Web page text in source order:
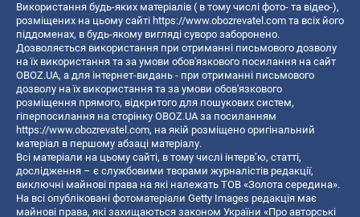
Використання будь-яких матеріалів ( в тому числі фото- та відео-),
розміщених на цьому сайті https://www.obozrevatel.com та всіх його
піддоменах, в будь-якому вигляді суворо заборонено.
Дозволяється використання при отриманні письмового дозволу
на їх використання та за умови обов'язкового посилання на сайт
OBOZ.UA, а для інтернет-видань - при отриманні письмового
дозволу на їх використання та за умови обов'язкового
розміщення прямого, відкритого для пошукових систем,
гіперпосилання на сторінку OBOZ.UA за посиланням
https://www.obozrevatel.com, на якій розміщено оригінальний
матеріал в першому абзаці матеріалу.
Всі матеріали на цьому сайті, в тому числі інтерв’ю, статті,
дослідження – є службовими творами журналістів редакції,
виключні майнові права на які належать ТОВ «Золота середина».
На всі опубліковані фотоматеріали Getty Images редакція має
майнові права, які захищаються законом України «Про авторські